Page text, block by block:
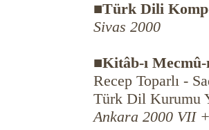
■Türk Dili
Sivas 2000
■Kitâb-ı
Recep Toparlı -
Türk Dil Kurumu
Ankara 2000 VII